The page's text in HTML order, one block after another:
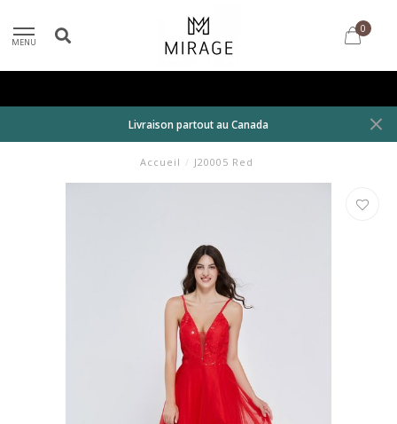
MENU
0
Livraison partout au Canada
Accueil / J20005 Red